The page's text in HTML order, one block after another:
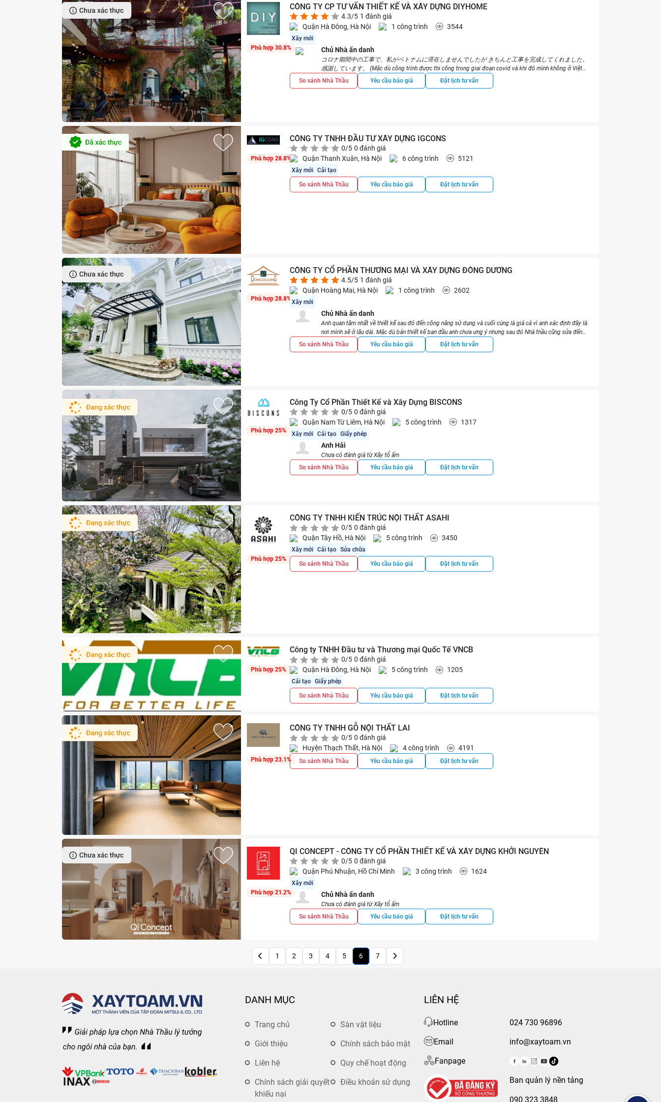
chúng mình nhận được. Gỗ công nghiệp cho tủ dày dặn, chắc chắn.
Đặc biệt, Dreamhouse đảm bảo tiến độ rất tốt, thậm chí có cả cam kết kỹ lưỡng rằng nếu chậm quá bao
việc rất là nhanh, có đội thợ riêng, xưởng nội thất riêng (đồ nội thất nhà mình hầu hết đóng ở bên
Dreamhouse). Nếu có vấn đề gì hoặc muốn lắp thêm (ví dụ đèn led,...) thì có thể gọi cho Dreamhouse, họ
có phân 1 nhân viên phụ trách căn hộ của chúng mình và điều kiện, thời gian bảo hành ổn định.
Thời gian đầu khi làm việc với Dreamhouse thì bộ phận tư vấn khá dè chừng trong việc thực hiện các chi
tiết cụ thể theo yêu cầu của khách hàng nên chúng mình đã cần bỏ ra nhiều thời gian hơn ở khâu này.
Phù hợp 30.8%
CÔNG TY CP TƯ VẤN THIẾT KẾ VÀ XÂY DỰNG DIYHOME
4.3/5 1 đánh giá
Quận Hà Đông, Hà Nội
1 công trình 3544
Xây mới
Chủ Nhà ẩn danh
コロナ期間中の工事で、私がベトナムに滞在しませんでしたが きちんと工事を完成してくれました。
感謝しています。 (Mặc dù công trình được thi công trong giai đoạn covid và khi đó mình không ở Việt
Nam nhưng Nhà thầu đã thi công rất cẩn thận và mình rất hài lòng.)
So sánh Nhà Thầu Yêu cầu báo giá Đặt lịch tư vấn
Phù hợp 28.8%
CÔNG TY TNHH ĐẦU TƯ XÂY DỰNG IGCONS
0/5 0 đánh giá
Quận Thanh Xuân, Hà Nội
6 công trình 5121
Xây mới Cải tạo
So sánh Nhà Thầu Yêu cầu báo giá Đặt lịch tư vấn
Phù hợp 28.8%
CÔNG TY CỔ PHẦN THƯƠNG MẠI VÀ XÂY DỰNG ĐÔNG DƯƠNG
4.5/5 1 đánh giá
Quận Hoàng Mai, Hà Nội
1 công trình 2602
Xây mới
Chủ Nhà ẩn danh
Anh quan tâm nhất về thiết kế sau đó đến công năng sử dụng và cuối cùng là giá cả vì anh xác định đây là
nơi mình sẽ ở lâu dài. Mặc dù bản thiết kế ban đầu anh chưa ưng ý nhưng sau đó Nhà thầu cũng sửa đến
khi nào anh thấy ưng thì thôi, nghĩa là bản thiết kế có thể điều chỉnh thoải mái. - Thời gian thi công: ước
tính 30 ngày nhưng thực tế thì lên khoảng 45 ngày. - Chi phí thực tế: không bị vượt quá chi phí dự kiến. -
So sánh Nhà Thầu Yêu cầu báo giá Đặt lịch tư vấn
Phù hợp 25%
Công Ty Cổ Phần Thiết Kế và Xây Dựng BISCONS
0/5 0 đánh giá
Quận Nam Từ Liêm, Hà Nội
5 công trình 1317
Xây mới Cải tạo Giấy phép
Anh Hải
Chưa có đánh giá từ Xây tổ ấm
So sánh Nhà Thầu
Yêu cầu báo giá Đặt lịch tư vấn
Phù hợp 25%
CÔNG TY TNHH KIẾN TRÚC NỘI THẤT ASAHI
0/5 0 đánh giá
Quận Tây Hồ, Hà Nội
5 công trình 3450
Xây mới Cải tạo Sửa chữa
So sánh Nhà Thầu Yêu cầu báo giá Đặt lịch tư vấn
Phù hợp 25%
Công ty TNHH Đầu tư và Thương mại Quốc Tế VNCB
0/5 0 đánh giá
Quận Hà Đông, Hà Nội
5 công trình 1205
Cải tạo Giấy phép
So sánh Nhà Thầu Yêu cầu báo giá Đặt lịch tư vấn
Phù hợp 23.1%
CÔNG TY TNHH GỖ NỘI THẤT LAI
0/5 0 đánh giá
Huyện Thạch Thất, Hà Nội
4 công trình 4191
So sánh Nhà Thầu Yêu cầu báo giá Đặt lịch tư vấn
Phù hợp 21.2%
QI CONCEPT - CÔNG TY CỔ PHẦN THIẾT KẾ VÀ XÂY DỰNG KHỞI NGUYÊN
0/5 0 đánh giá
Quận Phú Nhuận, Hồ Chí Minh
3 công trình 1624
Xây mới
Chủ Nhà ẩn danh
Chưa có đánh giá từ Xây tổ ấm
So sánh Nhà Thầu
Yêu cầu báo giá Đặt lịch tư vấn
1 2 3 4 5 6 7
DANH MỤC
Trang chủ Sàn vật liệu
Giới thiệu Chính sách bảo mật
Liên hệ Quy chế hoạt động
Chính sách giải quyết
khiếu nại
Điều khoản sử dụng
LIÊN HỆ
Hotline 024 730 96896
Email info@xaytoam.vn
Fanpage
Ban quản lý nền tảng
090 323 3848